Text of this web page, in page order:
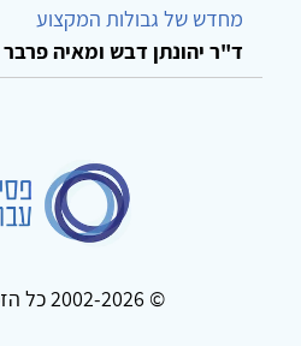
מחדש של גבולות המקצוע
ד"ר יהונתן דבש ומאיה פרבר
© 2002-2026 כל הזכויות שמורות